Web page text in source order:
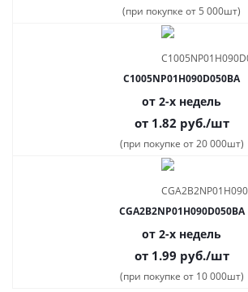
(при покупке от 5 000шт)
C1005NP01H090D050BA
от 2-х недель
от 1.82 руб./шт
(при покупке от 20 000шт)
CGA2B2NP01H090D050BA
от 2-х недель
от 1.99 руб./шт
(при покупке от 10 000шт)